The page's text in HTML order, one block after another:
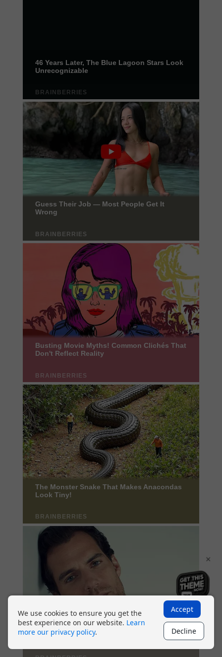
×
We use cookies to ensure you get the
best experience on our website. Learn
more our privacy policy.
Accept
Decline